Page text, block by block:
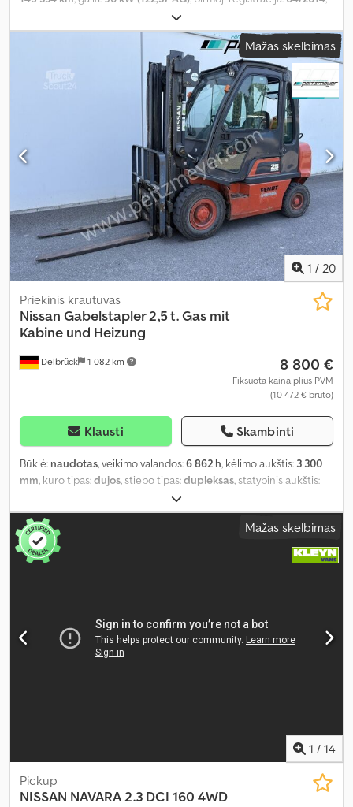
, bendras svoris:
4x2, spalva:balta, pavaros tipas:mechaninis, sėdimų vietų skaičius:
, veikimo valandos:4 157 h, Įranga:ABS,
Mažas skelbimas
1 / 20
Delbrück 1 082 km
Priekinis krautuvas
Nissan Gabelstapler 2,5 t. Gas mit
Kabine und Heizung
8 800 €
Fiksuota kaina plius PVM
(10 472 € bruto)
Klausti Skambinti
Būklė: naudotas, veikimo valandos:6 862 h, kėlimo aukštis: 3 300
mm, kuro tipas:dujos, stiebo tipas:dupleksas, statybinis aukštis:
39 kW (53,03 AG), pavaros tipas:
padangos dydis:7.00 R 12, galinės padangos dydis:6.00 - 9, tuščias
svoris:4 051 kg , didžiausias leistinas svoris:2 500
kg, ašių konfigūracija: , padangos dydis:7.00 R
12, sėdimų vietų skaičius:
, darbinė masė:
Mažas skelbimas
1 / 14
Pickup
NISSAN NAVARA 2.3 DCI 160 4WD